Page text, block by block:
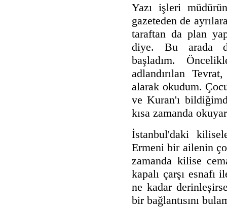
Yazı işleri
gazeteden de
taraftan da plan
diye. Bu arada
başladım.
adlandırılan
alarak okudum.
ve Kuran'ı
kısa zamanda
İstanbul'daki
Ermeni bir ailenin
zamanda kilise
kapalı çarşı esnafı
ne kadar
bir bağlantısını